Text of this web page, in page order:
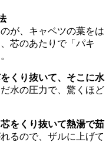
が、キャベツの葉をは
芯のあたりで「パキ
くり抜いて、そこに水
水の圧力で、驚くほど
芯をくり抜いて熱湯で茹
るので、ザルに上げて